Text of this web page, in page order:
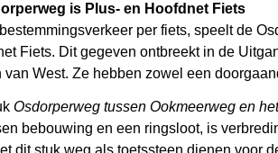
is Plus- en Hoofdnet Fiets
per fiets, speelt de
Fiets. Dit gegeven ontbreekt in de
van West. Ze hebben zowel een
Osdorperweg tussen Ookmeerweg en
bebouwing en een ringsloot, is
dit stuk weg als toetssteen dienen voor